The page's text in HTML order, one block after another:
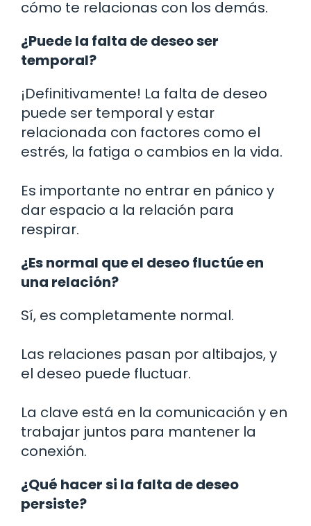
cómo te relacionas con los demás.
¿Puede la falta de deseo ser
temporal?
¡Definitivamente! La falta de deseo
puede ser temporal y estar
relacionada con factores como el
estrés, la fatiga o cambios en la vida.
Es importante no entrar en pánico y
dar espacio a la relación para
respirar.
¿Es normal que el deseo fluctúe en
una relación?
Sí, es completamente normal.
Las relaciones pasan por altibajos, y
el deseo puede fluctuar.
La clave está en la comunicación y en
trabajar juntos para mantener la
conexión.
¿Qué hacer si la falta de deseo
persiste?